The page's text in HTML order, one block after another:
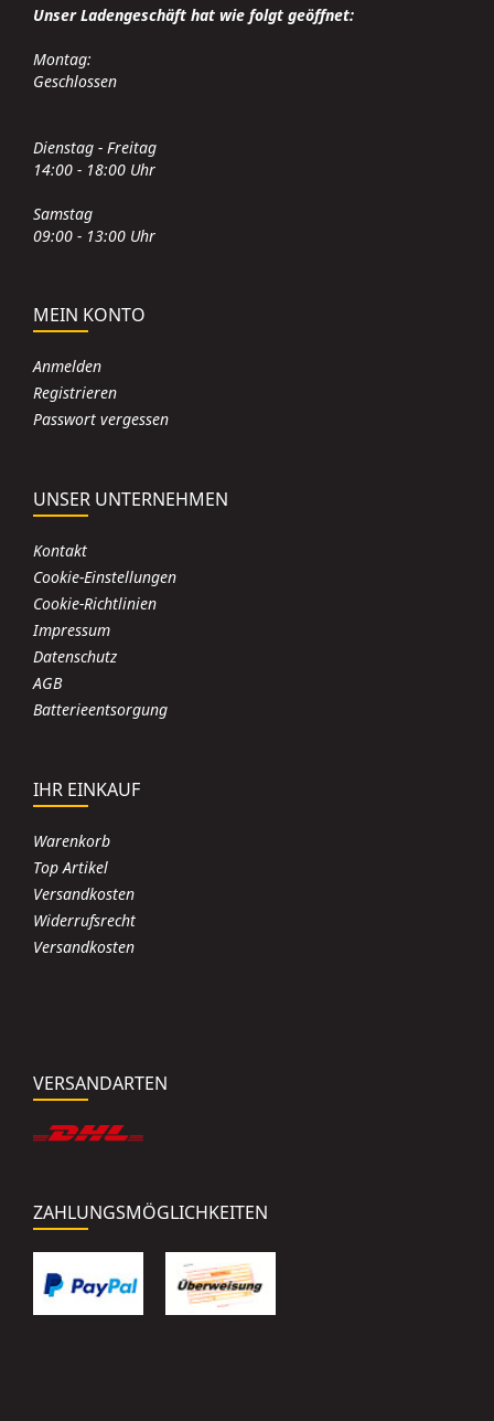
Unser Ladengeschäft hat wie folgt geöffnet:
Montag:
Geschlossen
Dienstag - Freitag
14:00 - 18:00 Uhr
Samstag
09:00 - 13:00 Uhr
MEIN KONTO
Anmelden
Registrieren
Passwort vergessen
UNSER UNTERNEHMEN
Kontakt
Cookie-Einstellungen
Cookie-Richtlinien
Impressum
Datenschutz
AGB
Batterieentsorgung
IHR EINKAUF
Warenkorb
Top Artikel
Versandkosten
Widerrufsrecht
Versandkosten
VERSANDARTEN
ZAHLUNGSMÖGLICHKEITEN